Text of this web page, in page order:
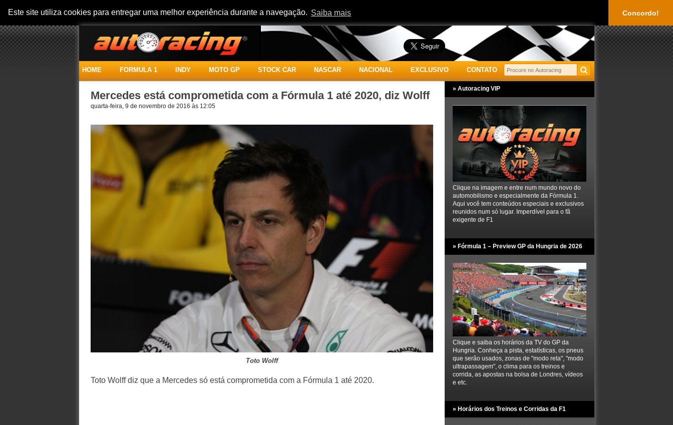
Este site utiliza cookies para entregar uma melhor experiência durante a navegação. Saiba mais Concordo!
HOME FORMULA 1 INDY MOTO GP STOCK CAR NASCAR NACIONAL EXCLUSIVO CONTATO
Mercedes está comprometida com a Fórmula 1 até 2020, diz Wolff
quarta-feira, 9 de novembro de 2016 às 12:05
Toto Wolff
Toto Wolff diz que a Mercedes só está comprometida com a Fórmula 1 até 2020.
» Autoracing VIP
Clique na imagem e entre num mundo novo do
automobilismo e especialmente da Fórmula 1.
Aqui você tem conteúdos especiais e exclusivos
reunidos num só lugar. Imperdível para o fã
exigente de F1
» Fórmula 1 – Preview GP da Hungria de 2026
Clique e saiba os horários da TV do GP da
Hungria. Conheça a pista, estatísticas, os pneus
que serão usados, zonas de "modo reta", "modo
ultrapassagem", o clima para os treinos e
corrida, as apostas na bolsa de Londres, vídeos
e etc.
» Horários dos Treinos e Corridas da F1